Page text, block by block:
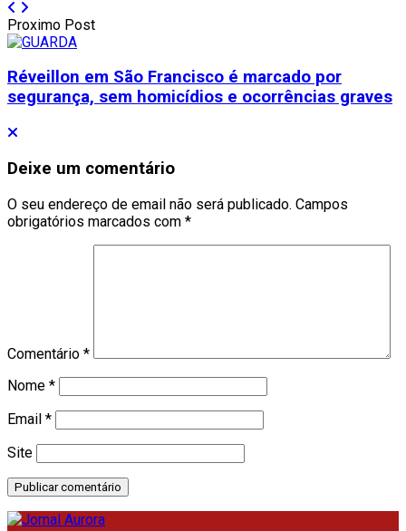
Proximo Post
Réveillon em São Francisco é marcado por
segurança, sem homicídios e ocorrências graves
Deixe um comentário
O seu endereço de email não será publicado. Campos
obrigatórios marcados com *
Comentário *
Nome *
Email *
Site